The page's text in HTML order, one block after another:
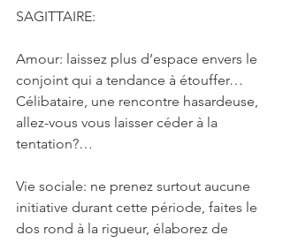
SAGITTAIRE:
Amour: laissez plus d’espace envers le
conjoint qui a tendance à étouffer…
Célibataire, une rencontre hasardeuse,
allez-vous vous laisser céder à la
tentation?…
Vie sociale: ne prenez surtout aucune
initiative durant cette période, faites le
dos rond à la rigueur, élaborez de